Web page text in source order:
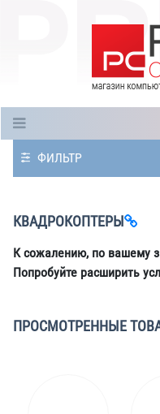
ФИЛЬТР
КВАДРОКОПТЕРЫ
К сожалению, по вашему
Попробуйте расширить
ПРОСМОТРЕННЫЕ